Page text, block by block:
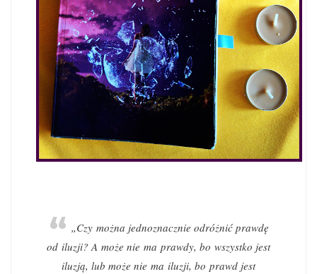
„Czy można jednoznacznie odróżnić prawdę
od iluzji? A może nie ma prawdy, bo wszystko jest
iluzją, lub może nie ma iluzji, bo prawd jest